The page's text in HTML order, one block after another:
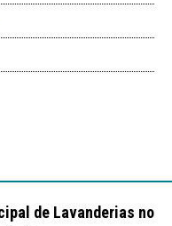
de Lavanderias no